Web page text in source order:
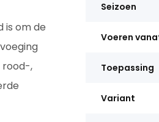
is om de
rood-,
Seizoen
Voeren
Toepassing
Variant